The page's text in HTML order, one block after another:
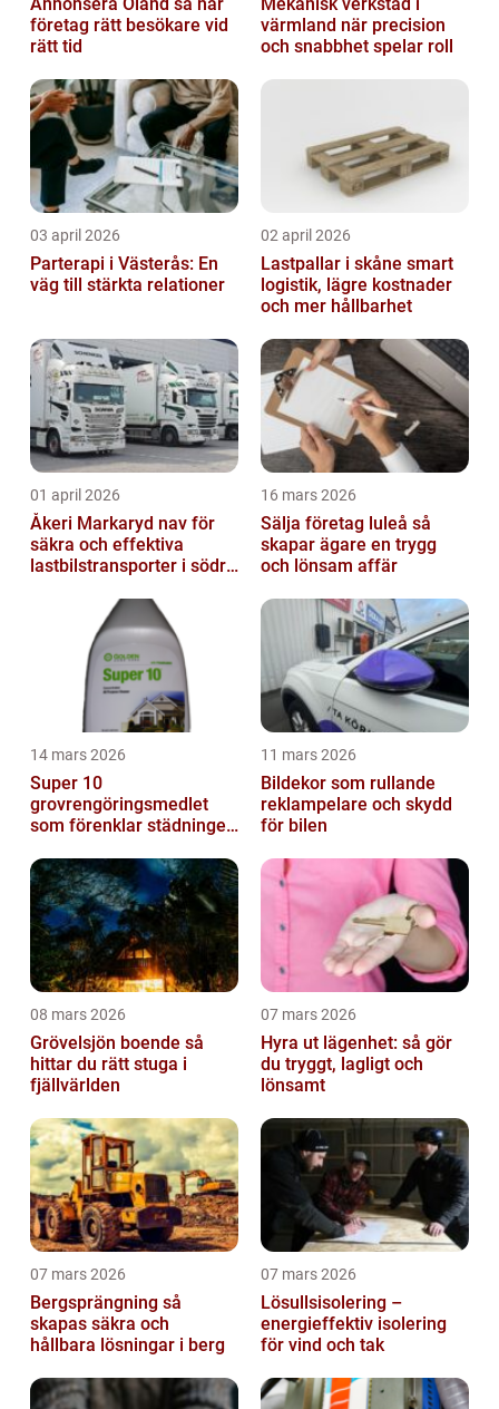
företag rätt besökare vid
rätt tid
värmland när precision
och snabbhet spelar roll
03 april 2026
Parterapi i Västerås: En
väg till stärkta relationer
02 april 2026
Lastpallar i skåne smart
logistik, lägre kostnader
och mer hållbarhet
01 april 2026
Åkeri Markaryd nav för
säkra och effektiva
lastbilstransporter i södra
16 mars 2026
Sälja företag luleå så
skapar ägare en trygg
och lönsam affär
14 mars 2026
Super 10
grovrengöringsmedlet
som förenklar städningen
11 mars 2026
Bildekor som rullande
reklampelare och skydd
för bilen
08 mars 2026
Grövelsjön boende så
hittar du rätt stuga i
fjällvärlden
07 mars 2026
Hyra ut lägenhet: så gör
du tryggt, lagligt och
lönsamt
07 mars 2026
Bergsprängning så
skapas säkra och
hållbara lösningar i berg
07 mars 2026
Lösullsisolering –
energieffektiv isolering
för vind och tak